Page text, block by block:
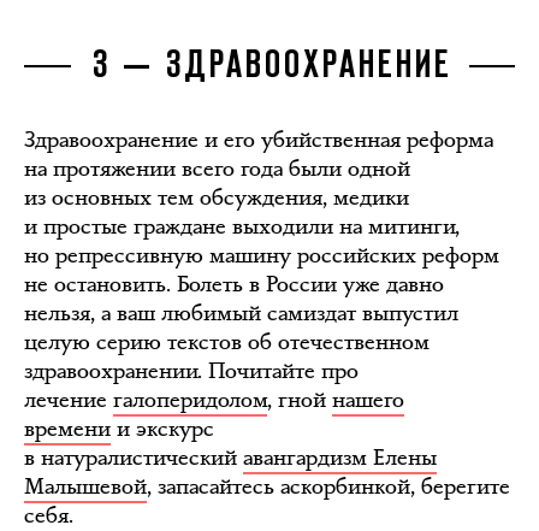
З — ЗДРАВООХРАНЕНИЕ
Здравоохранение и его убийственная реформа
на протяжении всего года были одной
из основных тем обсуждения, медики
и простые граждане выходили на митинги,
но репрессивную машину российских реформ
не остановить. Болеть в России уже давно
нельзя, а ваш любимый самиздат выпустил
целую серию текстов об отечественном
здравоохранении. Почитайте про
лечение галоперидолом, гной нашего
времени и экскурс
в натуралистический авангардизм Елены
Малышевой, запасайтесь аскорбинкой, берегите
себя.